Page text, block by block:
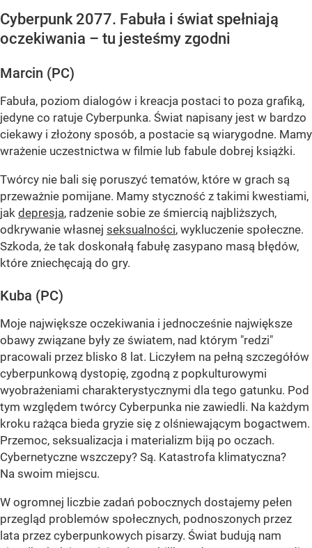
Cyberpunk 2077. Fabuła i świat spełniają
oczekiwania – tu jesteśmy zgodni
Marcin (PC)
Fabuła, poziom dialogów i kreacja postaci to poza grafiką,
jedyne co ratuje Cyberpunka. Świat napisany jest w bardzo
ciekawy i złożony sposób, a postacie są wiarygodne. Mamy
wrażenie uczestnictwa w filmie lub fabule dobrej książki.
Twórcy nie bali się poruszyć tematów, które w grach są
przeważnie pomijane. Mamy styczność z takimi kwestiami,
jak depresja, radzenie sobie ze śmiercią najbliższych,
odkrywanie własnej seksualności, wykluczenie społeczne.
Szkoda, że tak doskonałą fabułę zasypano masą błędów,
które zniechęcają do gry.
Kuba (PC)
Moje największe oczekiwania i jednocześnie największe
obawy związane były ze światem, nad którym "redzi"
pracowali przez blisko 8 lat. Liczyłem na pełną szczegółów
cyberpunkową dystopię, zgodną z popkulturowymi
wyobrażeniami charakterystycznymi dla tego gatunku. Pod
tym względem twórcy Cyberpunka nie zawiedli. Na każdym
kroku rażąca bieda gryzie się z olśniewającym bogactwem.
Przemoc, seksualizacja i materializm biją po oczach.
Cybernetyczne wszczepy? Są. Katastrofa klimatyczna?
Na swoim miejscu.
W ogromnej liczbie zadań pobocznych dostajemy pełen
przegląd problemów społecznych, podnoszonych przez
lata przez cyberpunkowych pisarzy. Świat budują nam